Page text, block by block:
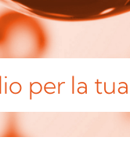
per la tua